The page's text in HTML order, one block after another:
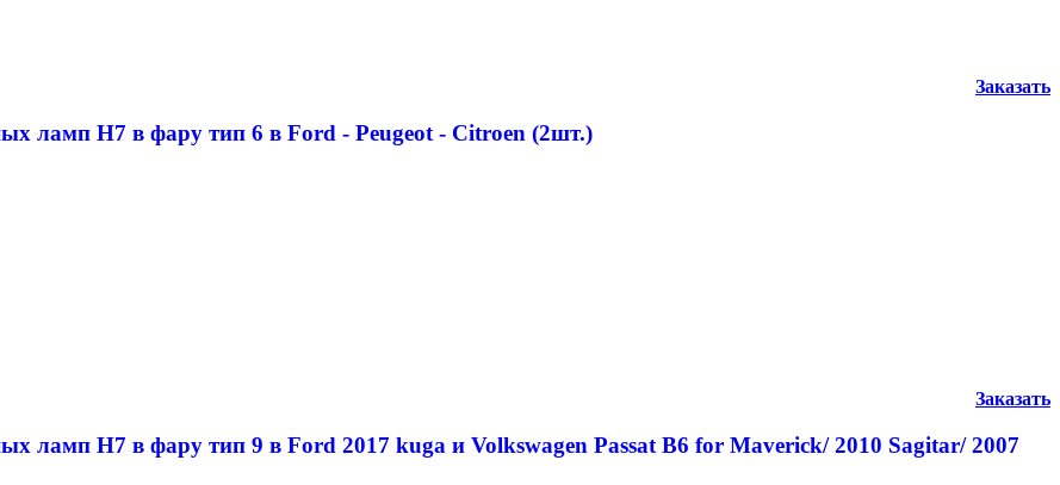
Заказать
ламп H7 в фару тип 6 в Ford - Peugeot - Citroen (2шт.)
Заказать
ламп H7 в фару тип 9 в Ford 2017 kuga и Volkswagen Passat B6 for Maverick/ 2010 Sagitar/ 2007